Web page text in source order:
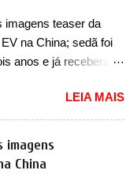
Renault R19 que
sendo duas
Kia Besta, o Vol...
com avanços
nunca
agora ela abre uma
Pulse e
é mais do que uma
revolução no
anos era
imagens teaser da
na China; sedã foi
anos e já receberá a
de uma mudança
menores sedãs
à linha Ocean.
no segundo
LEIA MAIS
imagens
China